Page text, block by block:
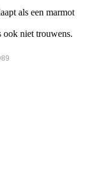
als een marmot
ook niet trouwens.